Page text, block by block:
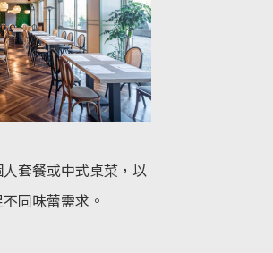
套餐或中式桌菜，以
同味蕾需求。